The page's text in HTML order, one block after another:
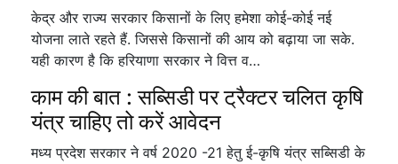
केद्र और राज्य सरकार किसानों के लिए हमेशा कोई-कोई नई
योजना लाते रहते हैं. जिससे किसानों की आय को बढ़ाया जा सके.
यही कारण है कि हरियाणा सरकार ने वित्त व…
काम की बात : सब्सिडी पर ट्रैक्टर चलित कृषि
यंत्र चाहिए तो करें आवेदन
मध्य प्रदेश सरकार ने वर्ष 2020 -21 हेतु ई-कृषि यंत्र सब्सिडी के